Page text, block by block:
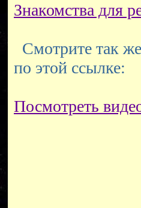
Знакомства для
Смотрите так
по этой ссылке:
Посмотреть